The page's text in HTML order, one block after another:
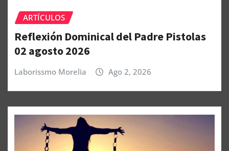
ARTÍCULOS
Reflexión Dominical del Padre Pistolas
02 agosto 2026
Laborissmo Morelia Ago 2, 2026